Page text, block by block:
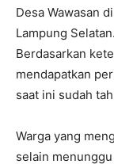
Desa Wawasan
Lampung Selatan.
Berdasarkan
mendapatkan
saat ini sudah
Warga yang
selain